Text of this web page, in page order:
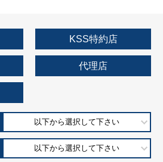
KSS特約店
代理店
以下から選択して下さい
以下から選択して下さい